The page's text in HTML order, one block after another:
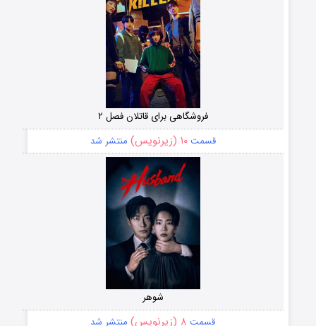
فروشگاهی برای قاتلان فصل ۲
قسمت۱۰ (زیرنویس) منتشر شد
شوهر
قسمت ۸ (زیرنویس) منتشر شد